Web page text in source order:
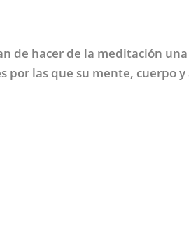
de hacer de la meditación
por las que su mente, cuerpo y